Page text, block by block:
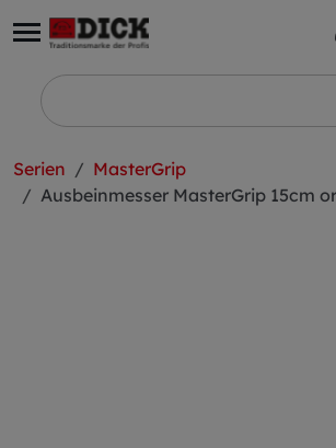
Serien
MasterGrip
Ausbeinmesser MasterGrip 15cm